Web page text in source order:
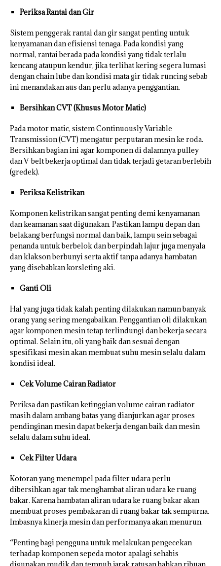
Periksa Rantai dan Gir
Sistem penggerak rantai dan gir sangat penting untuk
kenyamanan dan efisiensi tenaga. Pada kondisi yang
normal, rantai berada pada kondisi yang tidak terlalu
kencang ataupun kendur, jika terlihat kering segera lumasi
dengan chain lube dan kondisi mata gir tidak runcing sebab
ini menandakan aus dan perlu adanya penggantian.
Bersihkan CVT (Khusus Motor Matic)
Pada motor matic, sistem Continuously Variable
Transmission (CVT) mengatur perputaran mesin ke roda.
Bersihkan bagian ini agar komponen di dalamnya pulley
dan V-belt bekerja optimal dan tidak terjadi getaran berlebih
(gredek).
Periksa Kelistrikan
Komponen kelistrikan sangat penting demi kenyamanan
dan keamanan saat digunakan. Pastikan lampu depan dan
belakang berfungsi normal dan baik, lampu sein sebagai
penanda untuk berbelok dan berpindah lajur juga menyala
dan klakson berbunyi serta aktif tanpa adanya hambatan
yang disebabkan korsleting aki.
Ganti Oli
Hal yang juga tidak kalah penting dilakukan namun banyak
orang yang sering mengabaikan. Penggantian oli dilakukan
agar komponen mesin tetap terlindungi dan bekerja secara
optimal. Selain itu, oli yang baik dan sesuai dengan
spesifikasi mesin akan membuat suhu mesin selalu dalam
kondisi ideal.
Cek Volume Cairan Radiator
Periksa dan pastikan ketinggian volume cairan radiator
masih dalam ambang batas yang dianjurkan agar proses
pendinginan mesin dapat bekerja dengan baik dan mesin
selalu dalam suhu ideal.
Cek Filter Udara
Kotoran yang menempel pada filter udara perlu
dibersihkan agar tak menghambat aliran udara ke ruang
bakar. Karena hambatan aliran udara ke ruang bakar akan
membuat proses pembakaran di ruang bakar tak sempurna.
Imbasnya kinerja mesin dan performanya akan menurun.
“Penting bagi pengguna untuk melakukan pengecekan
terhadap komponen sepeda motor apalagi sehabis